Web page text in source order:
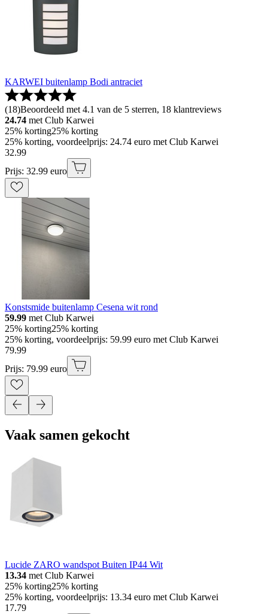
KARWEI buitenlamp Bodi antraciet
(18)Beoordeeld met 4.1 van de 5 sterren, 18 klantreviews
24.74 met Club Karwei
25% korting25% korting
25% korting, voordeelprijs: 24.74 euro met Club Karwei
32.99
Prijs: 32.99 euro
Konstsmide buitenlamp Cesena wit rond
59.99 met Club Karwei
25% korting25% korting
25% korting, voordeelprijs: 59.99 euro met Club Karwei
79.99
Prijs: 79.99 euro
Vaak samen gekocht
Lucide ZARO wandspot Buiten IP44 Wit
13.34 met Club Karwei
25% korting25% korting
25% korting, voordeelprijs: 13.34 euro met Club Karwei
17.79